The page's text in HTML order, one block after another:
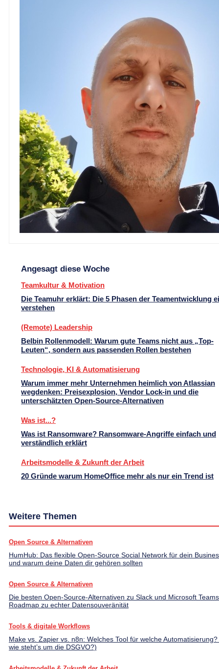
Angesagt diese Woche
Teamkultur & Motivation
Die Teamuhr erklärt: Die 5 Phasen der Teamentwicklung
verstehen
(Remote) Leadership
Belbin Rollenmodell: Warum gute Teams nicht aus „Top-
Leuten“, sondern aus passenden Rollen bestehen
Technologie, KI & Automatisierung
Warum immer mehr Unternehmen heimlich von Atlassian
wegdenken: Preisexplosion, Vendor Lock-in und die
unterschätzten Open-Source-Alternativen
Was ist...?
Was ist Ransomware? Ransomware-Angriffe einfach und
verständlich erklärt
Arbeitsmodelle & Zukunft der Arbeit
20 Gründe warum HomeOffice mehr als nur ein Trend ist
Weitere Themen
Open Source & Alternativen
HumHub: Das flexible Open-Source Social Network für dein
und warum deine Daten dir gehören sollten
Open Source & Alternativen
Die besten Open-Source-Alternativen zu Slack und Microsoft
Roadmap zu echter Datensouveränität
Tools & digitale Workflows
Make vs. Zapier vs. n8n: Welches Tool für welche
wie steht’s um die DSGVO?)